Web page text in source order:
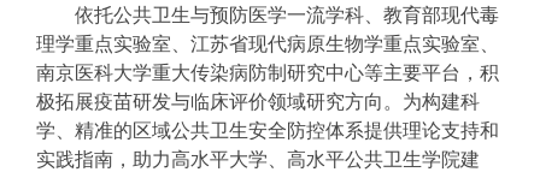
依托公共卫生与预防医学一流学科、教育部现代毒
理学重点实验室、江苏省现代病原生物学重点实验室、
南京医科大学重大传染病防制研究中心等主要平台，积
极拓展疫苗研发与临床评价领域研究方向。为构建科
学、精准的区域公共卫生安全防控体系提供理论支持和
实践指南，助力高水平大学、高水平公共卫生学院建